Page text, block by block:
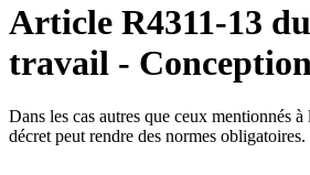
Article R4311-13
travail -
Dans les cas autres que ceux mentionnés
décret peut rendre des normes obligatoires.